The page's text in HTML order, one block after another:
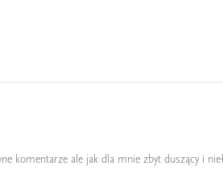
komentarze ale jak dla mnie zbyt duszący i